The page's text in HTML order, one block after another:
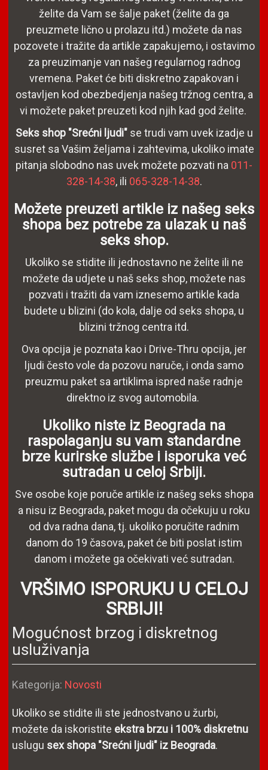
želite da Vam se šalje paket (želite da ga
preuzmete lično u prolazu itd.) možete da nas
pozovete i tražite da artikle zapakujemo, i ostavimo
za preuzimanje van našeg regularnog radnog
vremena. Paket će biti diskretno zapakovan i
ostavljen kod obezbedjenja našeg tržnog centra, a
vi možete paket preuzeti kod njih kad god želite.
Seks shop "Srećni ljudi"se trudi vam uvek izadje u
susret sa Vašim željama i zahtevima, ukoliko imate
pitanja slobodno nas uvek možete pozvati na 011-
328-14-38, ili 065-328-14-38.
Možete preuzeti artikle iz našeg seks
shopa bez potrebe za ulazak u naš
seks shop.
Ukoliko se stidite ili jednostavno ne želite ili ne
možete da udjete u naš seks shop, možete nas
pozvati i tražiti da vam iznesemo artikle kada
budete u blizini (do kola, dalje od seks shopa, u
blizini tržnog centra itd.
Ova opcija je poznata kao i Drive-Thru opcija, jer
ljudi često vole da pozovu naruče, i onda samo
preuzmu paket sa artiklima ispred naše radnje
direktno iz svog automobila.
Ukoliko niste iz Beograda na
raspolaganju su vam standardne
brze kurirske službe i isporuka već
sutradan u celoj Srbiji.
Sve osobe koje poruče artikle iz našeg seks shopa
a nisu iz Beograda, paket mogu da očekuju u roku
od dva radna dana, tj. ukoliko poručite radnim
danom do 19 časova, paket će biti poslat istim
danom i možete ga očekivati već sutradan.
VRŠIMO ISPORUKU U CELOJ
SRBIJI!
Mogućnost brzog i diskretnog
usluživanja
Detalji
Kategorija: Novosti
Ukoliko se stidite ili ste jednostvano u žurbi,
možete da iskoristite ekstra brzu i 100% diskretnu
uslugu sex shopa "Srećni ljudi" iz Beograda.